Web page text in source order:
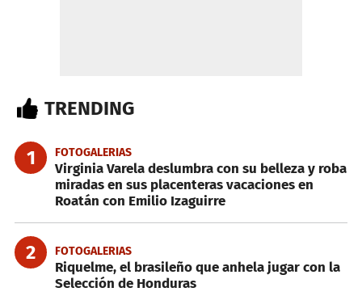
TRENDING
1 FOTOGALERIAS
Virginia Varela deslumbra con su belleza y roba
miradas en sus placenteras vacaciones en
Roatán con Emilio Izaguirre
2 FOTOGALERIAS
Riquelme, el brasileño que anhela jugar con la
Selección de Honduras